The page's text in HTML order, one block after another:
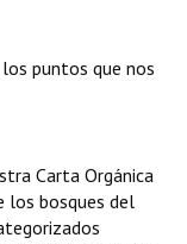
puntos que nos
Carta Orgánica
los bosques del